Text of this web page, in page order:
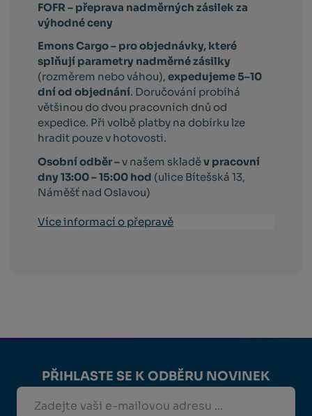
FOFR – přeprava nadměrných zásilek za
výhodné ceny
Emons Cargo – pro objednávky, které
splňují parametry nadměrné zásilky
(rozměrem nebo váhou),expedujeme 5–10
dní od objednání. Doručování probíhá
většinou do dvou pracovních dnů od
expedice. Při volbě platby na dobírku lze
hradit pouze v hotovosti.
Osobní odběr –v našem skladěv pracovní
dny 13:00 – 15:00 hod (ulice Bítešská 13,
Náměšť nad Oslavou)
Více informací o přepravě
PŘIHLASTE SE K ODBĚRU NOVINEK